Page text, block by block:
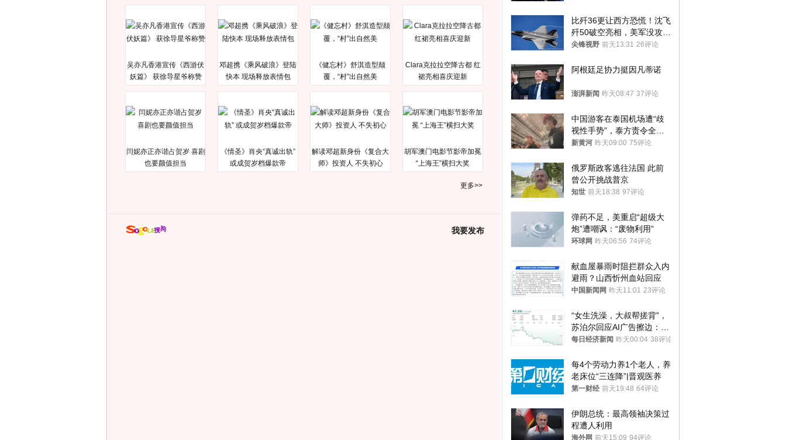
吴亦凡香港宣传《西游伏
妖篇》 获徐导星爷称赞
邓超携《乘风破浪》登陆
快本 现场释放表情包
《健忘村》舒淇造型颠
覆，“村”出自然美
Clara克拉拉空降古都 红
裙亮相喜庆迎新
闫妮亦正亦谐占贺岁 喜剧
也要颜值担当
《情圣》肖央“真诚出轨”
或成贺岁档爆款帝
解读邓超新身份《复合大
师》投资人 不失初心
胡军澳门电影节影帝加冕
“上海王”横扫大奖
更多>>
我要发布
比歼36更让西方恐慌！沈飞
歼50破空亮相，美军没攻克
的技术被拿下
尖锋视野 前天13:31 26评论
阿根廷足协力挺因凡蒂诺
澎湃新闻 昨天08:47 37评论
中国游客在泰国机场遭“歧
视性手势”，泰方责令全面
调查，对责任人采取最严厉
新黄河 昨天09:00 75评论
俄罗斯政客逃往法国 此前
曾公开挑战普京
知世 前天18:38 97评论
弹药不足，美重启“超级大
炮”遭嘲讽：“废物利用”
环球网 昨天06:56 74评论
献血屋暴雨时阻拦群众入内
避雨？山西忻州血站回应
中国新闻网 昨天11:01 23评论
“女生洗澡，大叔帮搓背”，
苏泊尔回应AI广告擦边：视
频全下架，已强化内容管理
每日经济新闻 昨天00:04 38评论
每4个劳动力养1个老人，养
老床位“三连降”|晋观医养
第一财经 前天19:48 64评论
伊朗总统：最高领袖决策过
程遭人利用
海外网 前天15:09 94评论